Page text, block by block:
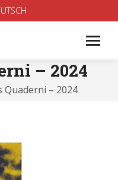
– 2024
Quaderni – 2024